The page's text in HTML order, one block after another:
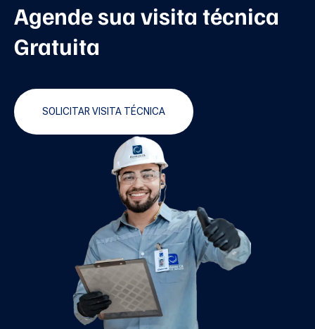
Agende sua visita técnica
Gratuita
SOLICITAR VISITA TÉCNICA